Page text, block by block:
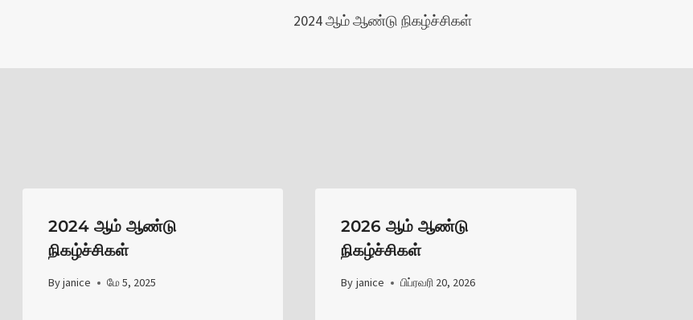
2024 ஆம் ஆண்டு நிகழ்ச்சிகள்
2024 ஆம் ஆண்டு
நிகழ்ச்சிகள்
Byjanice மே 5, 2025
2026 ஆம் ஆண்டு
நிகழ்ச்சிகள்
By janice பிப்ரவரி 20, 2026